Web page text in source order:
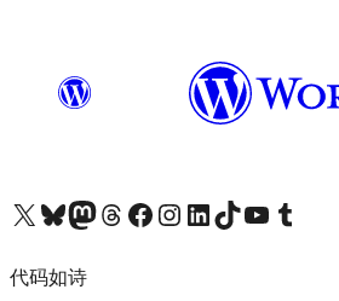
关注我们的 X（原 Twitter）账号访问我们的 Bluesky 账号关注我们的 Mastodon 账号访问我们的 Threads 账号 访问我们的 Facebook 公共主页关注我们的 Instagram 账号 关注我们的 LinkedIn 主页访问我们的 TikTok 账号访问我们的 YouTube 频道 访问我们的 Tumblr 账号
代码如诗